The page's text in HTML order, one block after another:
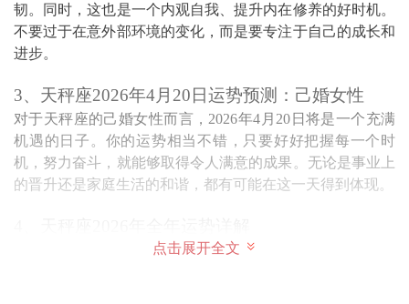
韧。同时，这也是一个内观自我、提升内在修养的好时机。
不要过于在意外部环境的变化，而是要专注于自己的成长和
进步。
3、天秤座2026年4月20日运势预测：己婚女性
对于天秤座的己婚女性而言，2026年4月20日将是一个充满
机遇的日子。你的运势相当不错，只要好好把握每一个时
机，努力奋斗，就能够取得令人满意的成果。无论是事业上
的晋升还是家庭生活的和谐，都有可能在这一天得到体现。
从个人水平来看，虽然无法做到尽善尽美，但用斗数来预测
点击展开全文